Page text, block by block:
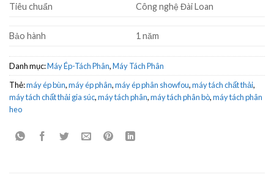
Tiêu chuẩn
Công nghệ Đài Loan
Bảo hành 1 năm
Danh mục:Máy Ép-Tách Phân,Máy Tách Phân
Thẻ:máy ép bùn,máy ép phân,máy ép phân showfou,máy tách chất thải,
máy tách chất thải gia súc,máy tách phân,máy tách phân bò,máy tách phân
heo